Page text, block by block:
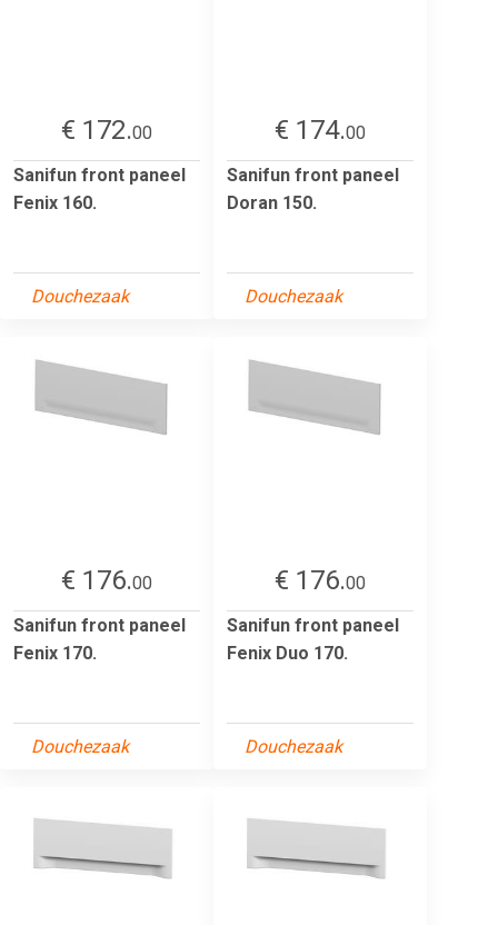
€ 172.00
Sanifun front paneel
Fenix 160.
Douchezaak
€ 174.00
Sanifun front paneel
Doran 150.
Douchezaak
€ 176.00
Sanifun front paneel
Fenix 170.
Douchezaak
€ 176.00
Sanifun front paneel
Fenix Duo 170.
Douchezaak